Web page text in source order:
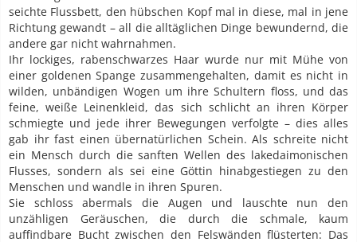
seichte Flussbett, den hübschen Kopf mal in diese, mal in jene
Richtung gewandt – all die alltäglichen Dinge bewundernd, die
andere gar nicht wahrnahmen.
Ihr lockiges, rabenschwarzes Haar wurde nur mit Mühe von
einer goldenen Spange zusammengehalten, damit es nicht in
wilden, unbändigen Wogen um ihre Schultern floss, und das
feine, weiße Leinenkleid, das sich schlicht an ihren Körper
schmiegte und jede ihrer Bewegungen verfolgte – dies alles
gab ihr fast einen übernatürlichen Schein. Als schreite nicht
ein Mensch durch die sanften Wellen des lakedaimonischen
Flusses, sondern als sei eine Göttin hinabgestiegen zu den
Menschen und wandle in ihren Spuren.
Sie schloss abermals die Augen und lauschte nun den
unzähligen Geräuschen, die durch die schmale, kaum
auffindbare Bucht zwischen den Felswänden flüsterten: Das